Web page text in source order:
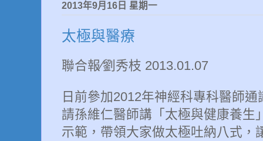
2013年9月16日 星期一
太極與醫療
聯合報∕劉秀枝 2013.01.07
日前參加2012年神經科專科醫師
請孫維仁醫師講「太極與健康養生
示範，帶領大家做太極吐納八式，